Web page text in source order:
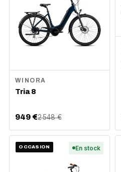
WINORA
Tria 8
949 €2 548 €
OCCASION En stock